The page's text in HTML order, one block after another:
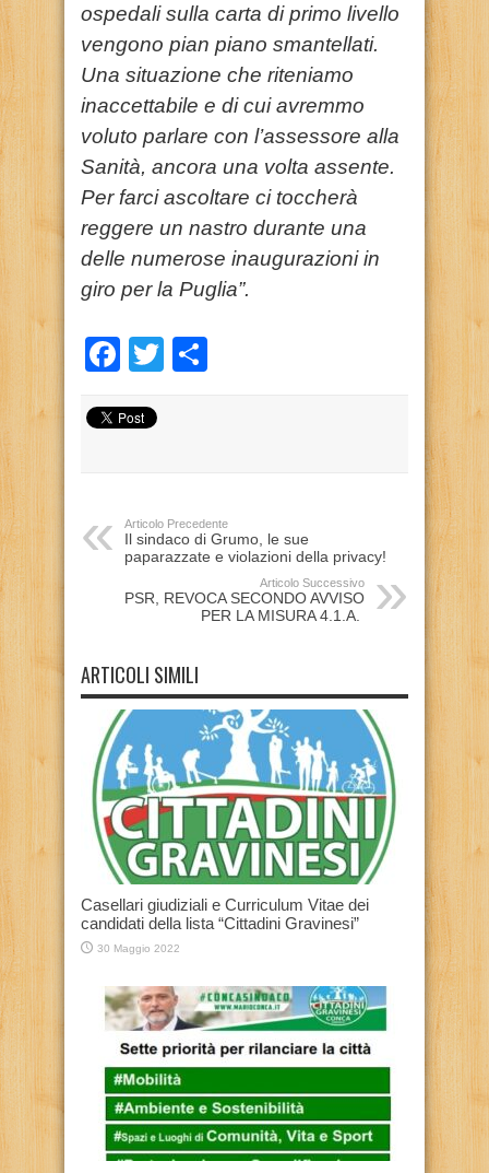
ospedali sulla carta di primo livello
vengono pian piano smantellati.
Una situazione che riteniamo
inaccettabile e di cui avremmo
voluto parlare con l’assessore alla
Sanità, ancora una volta assente.
Per farci ascoltare ci toccherà
reggere un nastro durante una
delle numerose inaugurazioni in
giro per la Puglia”.
Facebook
Twitter
Articolo Precedente
Il sindaco di Grumo, le sue
paparazzate e violazioni della privacy!
Articolo Successivo
PSR, REVOCA SECONDO AVVISO
PER LA MISURA 4.1.A.
ARTICOLI SIMILI
Casellari giudiziali e Curriculum Vitae dei
candidati della lista “Cittadini Gravinesi”
30 Maggio 2022